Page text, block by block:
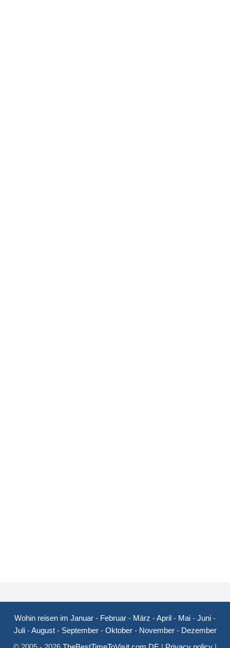
Wohin reisen im Januar - Februar - März -April - Mai - Juni -
Juli-August- September- Oktober- November- Dezember